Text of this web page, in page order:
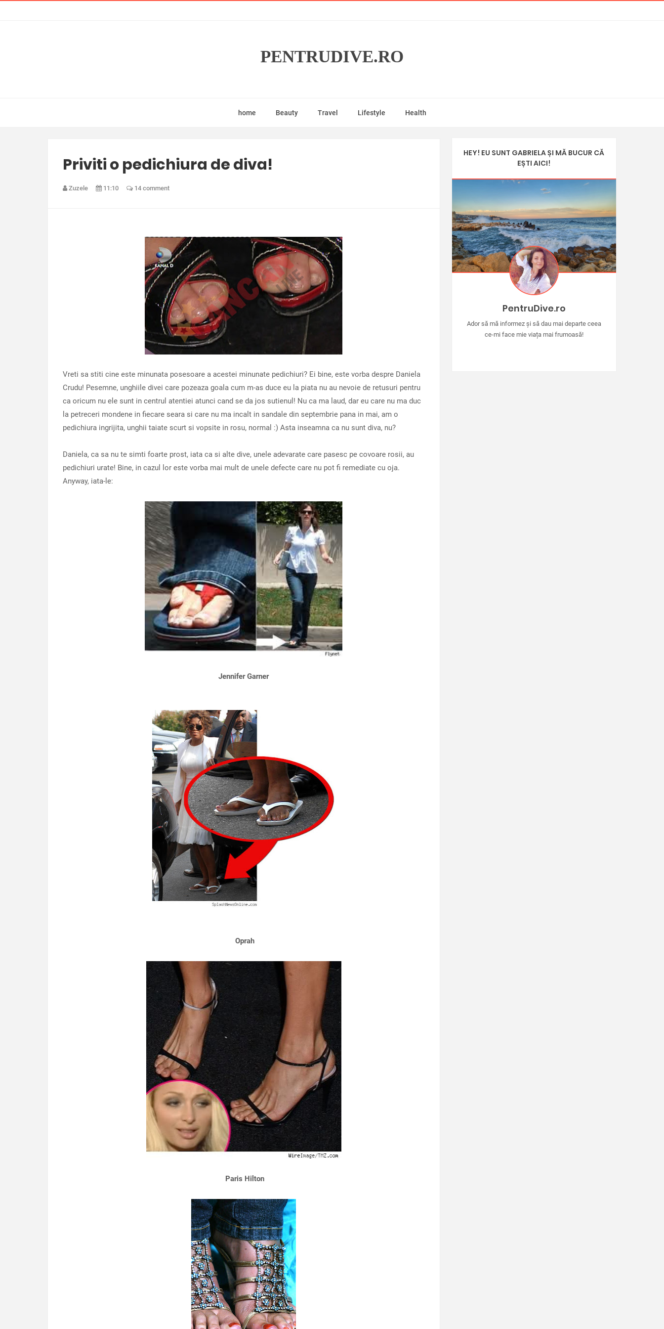
PENTRUDIVE.RO
home Beauty Travel Lifestyle Health
Priviti o pedichiura de diva!
Zuzele 11:10 14 comment
Vreti sa stiti cine este minunata posesoare a acestei minunate pedichiuri? Ei bine, este vorba despre Daniela
Crudu! Pesemne, unghiile divei care pozeaza goala cum m-as duce eu la piata nu au nevoie de retusuri pentru
ca oricum nu ele sunt in centrul atentiei atunci cand se da jos sutienul! Nu ca ma laud, dar eu care nu ma duc
la petreceri mondene in fiecare seara si care nu ma incalt in sandale din septembrie pana in mai, am o
pedichiura ingrijita, unghii taiate scurt si vopsite in rosu, normal :) Asta inseamna ca nu sunt diva, nu?
Daniela, ca sa nu te simti foarte prost, iata ca si alte dive, unele adevarate care pasesc pe covoare rosii, au
pedichiuri urate! Bine, in cazul lor este vorba mai mult de unele defecte care nu pot fi remediate cu oja.
Anyway, iata-le:
Jennifer Garner
Oprah
Paris Hilton
HEY! EU SUNT GABRIELA ȘI MĂ BUCUR CĂ
EȘTI AICI!
PentruDive.ro
Ador să mă informez și să dau mai departe ceea
ce-mi face mie viața mai frumoasă!